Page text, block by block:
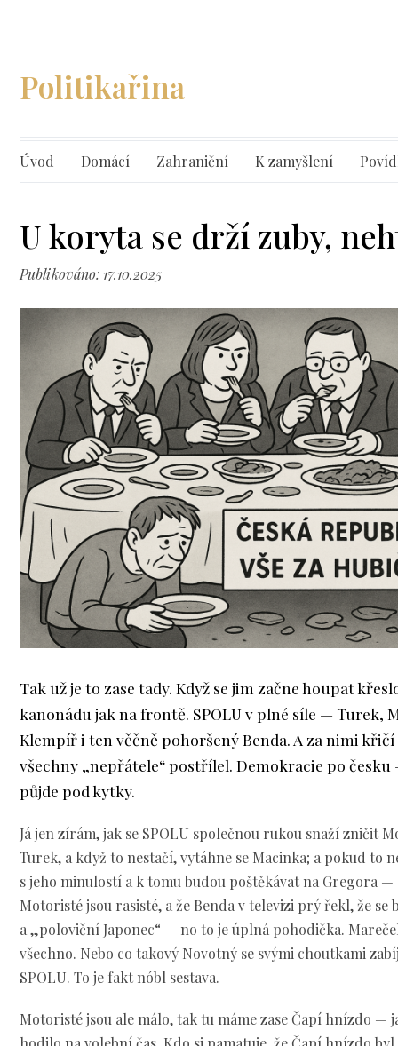
Politikařina
Úvod Domácí Zahraniční K zamyšlení
U koryta se drží zuby,
Publikováno: 17.10.2025
Tak už je to zase tady. Když se jim začne houpat
kanonádu jak na frontě. SPOLU v plné síle — Turek,
Klempíř i ten věčně pohoršený Benda. A za nimi
všechny „nepřátele“ postřílel. Demokracie po
půjde pod kytky.
Já jen zírám, jak se SPOLU společnou rukou snaží zničit
Turek, a když to nestačí, vytáhne se Macinka; a pokud to
s jeho minulostí a k tomu budou poštěkávat na Gregora —
Motoristé jsou rasisté, a že Benda v televizi prý řekl, že se
a „poloviční Japonec“ — no to je úplná pohodička.
všechno. Nebo co takový Novotný se svými choutkami
SPOLU. To je fakt nóbl sestava.
Motoristé jsou ale málo, tak tu máme zase Čapí hnízdo —